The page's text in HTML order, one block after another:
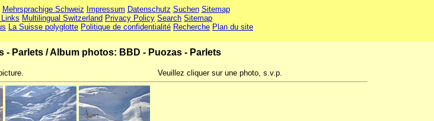
Mehrsprachige Schweiz Impressum Datenschutz Suchen Sitemap
Multilingual Switzerland Privacy Policy Search Sitemap
La Suisse polyglotte Politique de confidentialité Recherche Plan du site
- Parlets /Album photos: BBD - Puozas - Parlets
Veuillez cliquer sur une photo, s.v.p.